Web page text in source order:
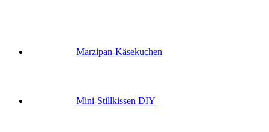
Marzipan-Käsekuchen
Mini-Stillkissen DIY